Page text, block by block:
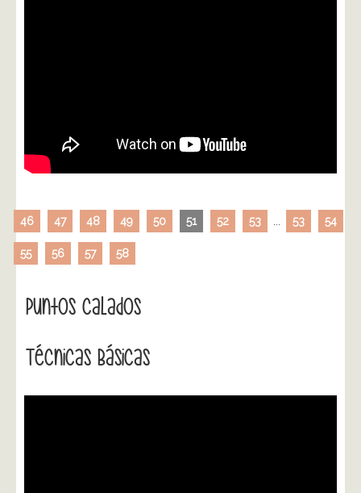
46 47 48 49 50 51 52 53 53 54
55 56 57 58
Puntos Calados
Técnicas Básicas